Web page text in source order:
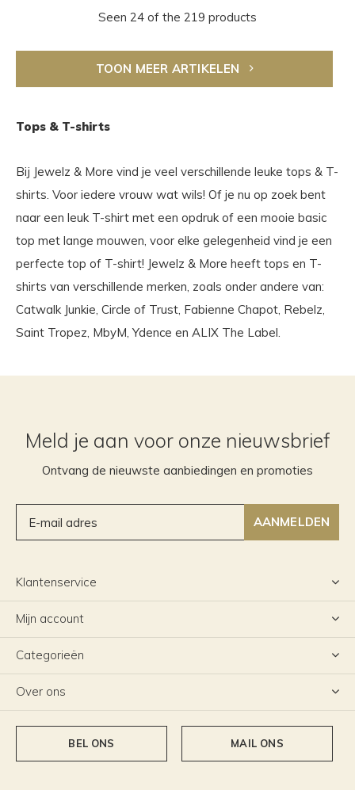
Seen 24 of the 219 products
TOON MEER ARTIKELEN
Tops & T-shirts
Bij Jewelz & More vind je veel verschillende leuke tops & T-
shirts. Voor iedere vrouw wat wils! Of je nu op zoek bent
naar een leuk T-shirt met een opdruk of een mooie basic
top met lange mouwen, voor elke gelegenheid vind je een
perfecte top of T-shirt! Jewelz & More heeft tops en T-
shirts van verschillende merken, zoals onder andere van:
Catwalk Junkie, Circle of Trust, Fabienne Chapot, Rebelz,
Saint Tropez, MbyM, Ydence en ALIX The Label.
Meld je aan voor onze nieuwsbrief
Ontvang de nieuwste aanbiedingen en promoties
AANMELDEN
Klantenservice
Mijn account
Categorieën
Over ons
BEL ONS MAIL ONS